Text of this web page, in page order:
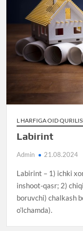
L HARFIGA OID
Labirint
Admin 21.08.2024
Labirint – 1) ichki
inshoot-qasr; 2)
boruvchi) chalkash
o’lchamda).